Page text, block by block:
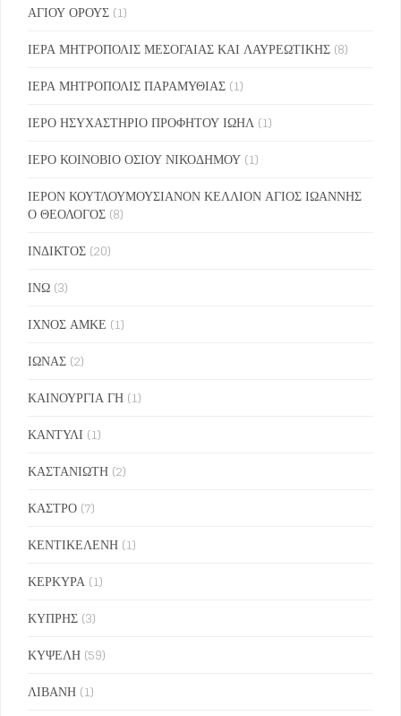
ΑΓΙΟΥ ΟΡΟΥΣ (1)
ΙΕΡΑ ΜΗΤΡΟΠΟΛΙΣ ΜΕΣΟΓΑΙΑΣ ΚΑΙ ΛΑΥΡΕΩΤΙΚΗΣ (8)
ΙΕΡΑ ΜΗΤΡΟΠΟΛΙΣ ΠΑΡΑΜΥΘΙΑΣ (1)
ΙΕΡΟ ΗΣΥΧΑΣΤΗΡΙΟ ΠΡΟΦΗΤΟΥ ΙΩΗΛ (1)
ΙΕΡΟ ΚΟΙΝΟΒΙΟ ΟΣΙΟΥ ΝΙΚΟΔΗΜΟΥ (1)
ΙΕΡΟΝ ΚΟΥΤΛΟΥΜΟΥΣΙΑΝΟΝ ΚΕΛΛΙΟΝ ΑΓΙΟΣ ΙΩΑΝΝΗΣ
Ο ΘΕΟΛΟΓΟΣ (8)
ΙΝΔΙΚΤΟΣ (20)
ΙΝΩ (3)
ΙΧΝΟΣ ΑΜΚΕ (1)
ΙΩΝΑΣ (2)
ΚΑΙΝΟΥΡΓΙΑ ΓΗ (1)
ΚΑΝΤΥΛΙ (1)
ΚΑΣΤΑΝΙΩΤΗ (2)
ΚΑΣΤΡΟ (7)
ΚΕΝΤΙΚΕΛΕΝΗ (1)
ΚΕΡΚΥΡΑ (1)
ΚΥΠΡΗΣ (3)
ΚΥΨΕΛΗ (59)
ΛΙΒΑΝΗ (1)